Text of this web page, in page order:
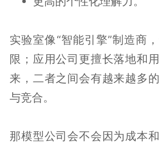
实验室像“智能引擎”制造商
限；应用公司更擅长落地和
来，二者之间会有越来越多
与竞合。
那模型公司会不会因为成本